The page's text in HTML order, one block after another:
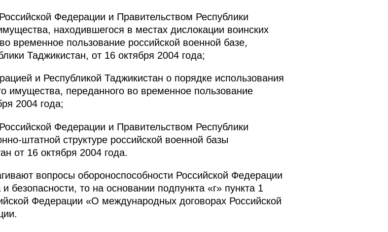
Федерации и Правительством Республики
находившегося в местах дислокации воинских
временное пользование российской военной базе,
Таджикистан, от 16 октября 2004 года;
и Республикой Таджикистан о порядке использования
имущества, переданного во временное пользование
2004 года;
Федерации и Правительством Республики
штатной структуре российской военной базы
от 16 октября 2004 года.
вопросы обороноспособности Российской Федерации
безопасности, то на основании подпункта «г» пункта 1
Федерации «О международных договорах Российской